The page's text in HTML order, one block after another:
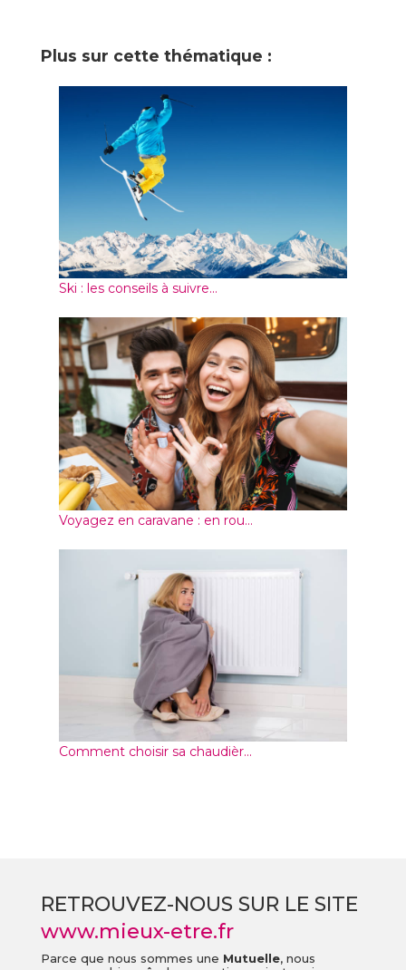
Plus sur cette thématique :
Ski : les conseils à suivre...
Voyagez en caravane : en rou...
Comment choisir sa chaudièr...
RETROUVEZ-NOUS SUR LE SITE
www.mieux-etre.fr
Parce que nous sommes une Mutuelle, nous